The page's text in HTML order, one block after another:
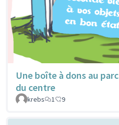
Une boîte à dons au parc
du centre
krebs
1 9